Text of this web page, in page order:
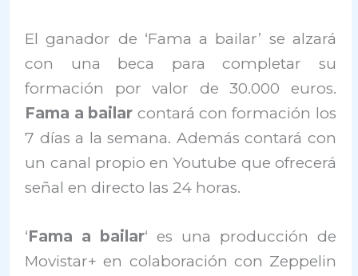
El ganador de ‘Fama a bailar’ se alzará
con una beca para completar su
formación por valor de 30.000 euros.
Fama a bailar contará con formación los
7 días a la semana. Además contará con
un canal propio en Youtube que ofrecerá
señal en directo las 24 horas.
‘Fama a bailar‘ es una producción de
Movistar+ en colaboración con Zeppelin